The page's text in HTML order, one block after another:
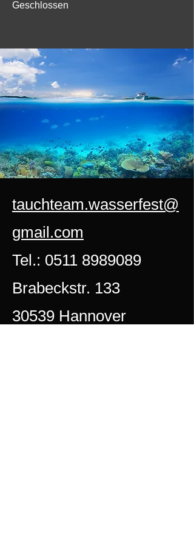
Geschlossen
tauchteam.wasserfest@
gmail.com
Tel.: 0511 8989089
Brabeckstr. 133
30539 Hannover